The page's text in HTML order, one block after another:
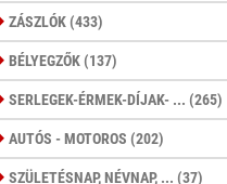
ZÁSZLÓK (433)
BÉLYEGZŐK (137)
SERLEGEK-ÉRMEK-DÍJAK- ... (265)
AUTÓS - MOTOROS (202)
SZÜLETÉSNAP, NÉVNAP, ... (37)